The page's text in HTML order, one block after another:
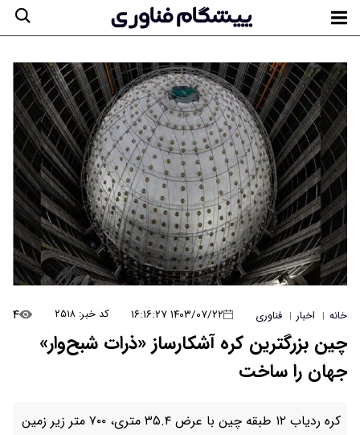
خانه | اخبار | فناوری ۱۴۰۳/۰۷/۲۲ ۱۶:۱۶:۲۷ کد خبر: ۲۵۱۸ ۴
چین بزرگترین کره آشکارساز «ذرات شبح‌وار»
جهان را ساخت
کره ردیاب ۱۲ طبقه چین با عرض ۳۵.۴ متری، ۷۰۰ متر زیر زمین